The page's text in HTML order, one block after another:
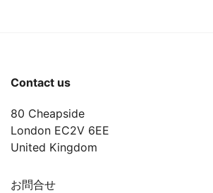
Contact us
80 Cheapside
London EC2V 6EE
United Kingdom
お問合せ